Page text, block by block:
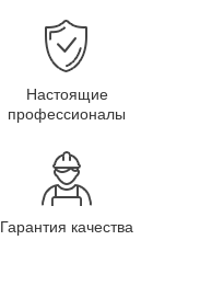
Настоящие
профессионалы
Гарантия качества